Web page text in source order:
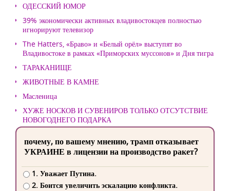
ОДЕССКИЙ ЮМОР
39% экономически активных владивостокцев полностью
игнорируют телевизор
The Hatters, «Браво» и «Белый орёл» выступят во
Владивостоке в рамках «Приморских муссонов» и Дня тигра
ТАРАКАНИЩЕ
ЖИВОТНЫЕ В КАМНЕ
Масленица
ХУЖЕ НОСКОВ И СУВЕНИРОВ ТОЛЬКО ОТСУТСТВИЕ
НОВОГОДНЕГО ПОДАРКА
почему, по вашему мнению, трамп отказывает
УКРАИНЕ в лицензии на производство ракет?
1. Уважает Путина.
2. Боится увеличить эскалацию конфликта.